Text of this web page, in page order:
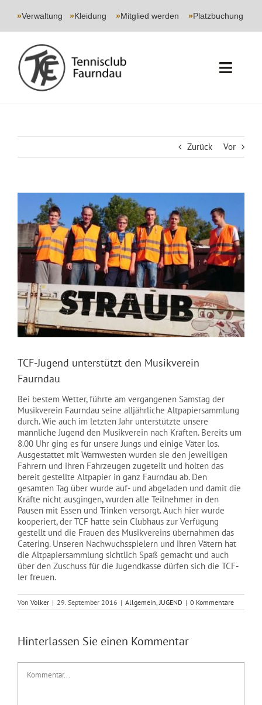
»Verwaltung »Kleidung »Mitglied werden »Platzbuchung
JUGEND
EVENTS
NEWS
Zurück Vor
grösseres
Bild
TCF-Jugend unterstützt den Musikverein
Faurndau
Bei bestem Wetter, führte am vergangenen Samstag der
Musikverein Faurndau seine alljährliche Altpapiersammlung
durch. Wie auch im letzten Jahr unterstützte unsere
männliche Jugend den Musikverein nach Kräften. Bereits um
8.00 Uhr ging es für unsere Jungs und einige Väter los.
Ausgestattet mit Warnwesten wurden sie den jeweiligen
Fahrern und ihren Fahrzeugen zugeteilt und holten das
bereit gestellte Altpapier in ganz Faurndau ab. Den
gesamten Tag über wurde auf- und abgeladen und damit die
Kräfte nicht ausgingen, wurden alle Teilnehmer in den
Pausen mit Essen und Trinken versorgt. Auch hier wurde
kooperiert, der TCF hatte sein Clubhaus zur Verfügung
gestellt und die Frauen des Musikvereins übernahmen das
Catering. Unseren Nachwuchsspielern und ihren Vätern hat
die Altpapiersammlung sichtlich Spaß gemacht und auch
über den Zuschuss für die Jugendkasse dürfen sich die TCF-
ler freuen.
Von Volker | 29. September 2016 | Allgemein JUGEND | 0 Kommentare
Hinterlassen Sie einen Kommentar